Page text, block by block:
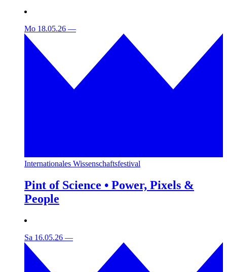
Mo 18.05.26 —
Internationales Wissenschaftsfestival
Pint of Science • Power, Pixels &
People
Sa 16.05.26 —